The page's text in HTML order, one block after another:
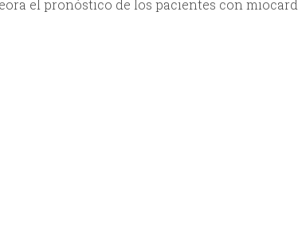
el pronóstico de los pacientes con